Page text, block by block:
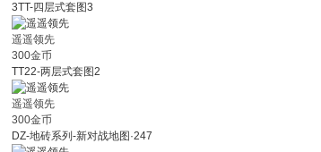
3TT-四层式套图3
遥遥领先
300金币
TT22-两层式套图2
遥遥领先
300金币
DZ-地砖系列-新对战地图·247